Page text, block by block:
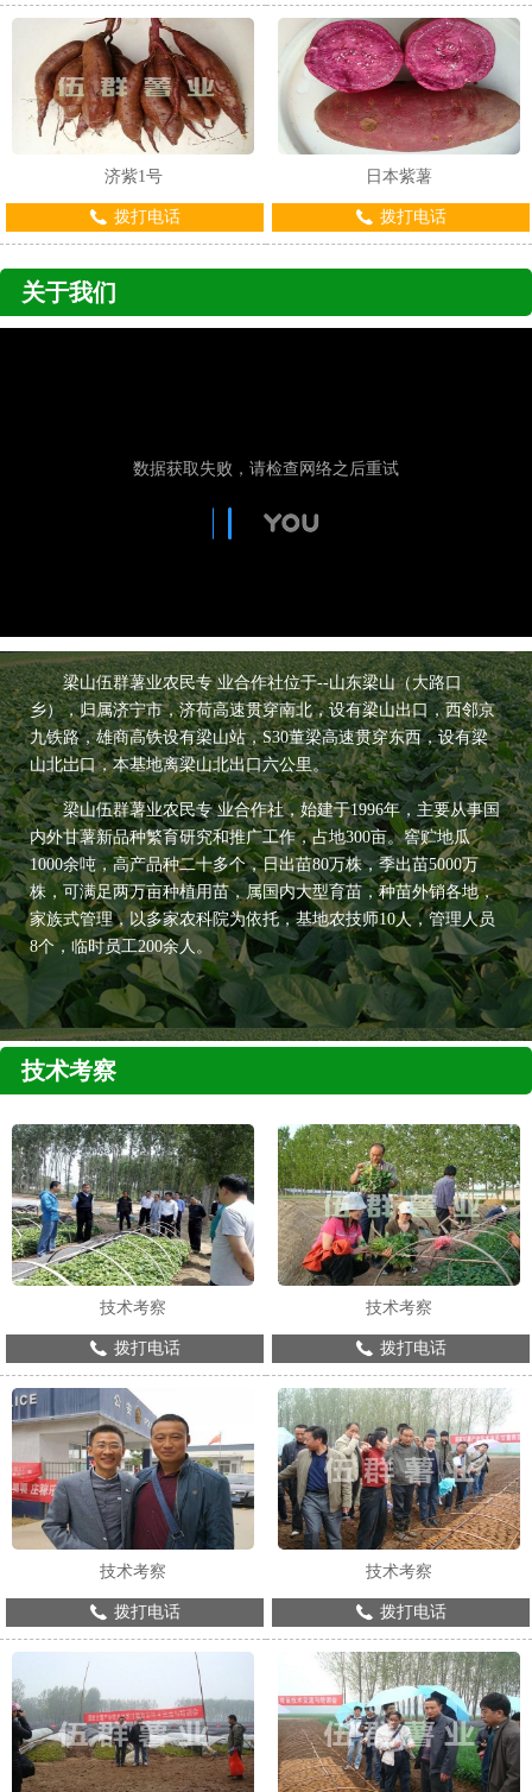
济紫1号
拨打电话
日本紫薯
拨打电话
关于我们
梁山伍群薯业农民专 业合作社位于--山东梁山（大路口
乡），归属济宁市，济荷高速贯穿南北，设有梁山出口，西邻京
九铁路，雄商高铁设有梁山站，S30董梁高速贯穿东西，设有梁
山北岀口，本基地离梁山北出口六公里。
梁山伍群薯业农民专 业合作社，始建于1996年，主要从事国
内外甘薯新品种繁育研究和推广工作，占地300亩。窖贮地瓜
1000余吨，高产品种二十多个，日出苗80万株，季出苗5000万
株，可满足两万亩种植用苗，属国内大型育苗，种苗外销各地，
家族式管理，以多家农科院为依托，基地农技师10人，管理人员
8个，临时员工200余人。
技术考察
技术考察
拨打电话
技术考察
拨打电话
技术考察
拨打电话
技术考察
拨打电话